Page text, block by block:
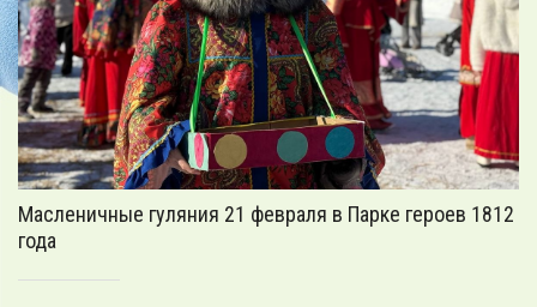
Масленичные гуляния 21 февраля в Парке героев 1812
года